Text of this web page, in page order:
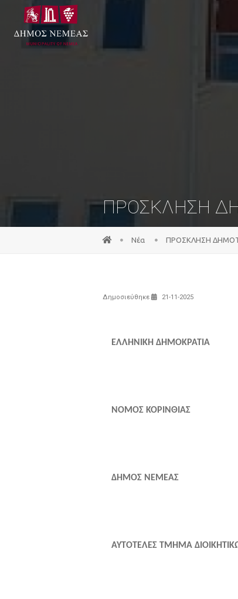
ΠΡΟΣΚΛΗΣΗ
Νέα ΠΡΟΣΚΛΗΣΗ
Δημοσιεύθηκε 21-11-2025
ΕΛΛΗΝΙΚΗ ΔΗΜΟΚΡΑΤΙΑ
ΝΟΜΟΣ
ΔΗΜΟΣ
ΑΥΤΟΤΕΛΕΣ ΤΜΗΜΑ